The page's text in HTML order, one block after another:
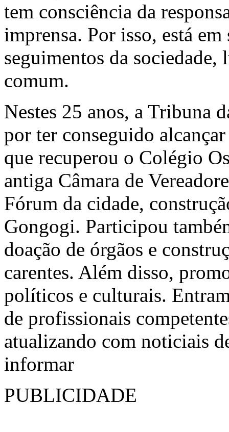
tem consciência da
imprensa. Por isso, está
seguimentos da sociedade,
comum.
Nestes 25 anos, a Tribuna
por ter conseguido
que recuperou o Colégio
antiga Câmara de
Fórum da cidade,
Gongogi. Participou
doação de órgãos e
carentes. Além disso,
políticos e culturais.
de profissionais
atualizando com noticiais
informar
PUBLICIDADE